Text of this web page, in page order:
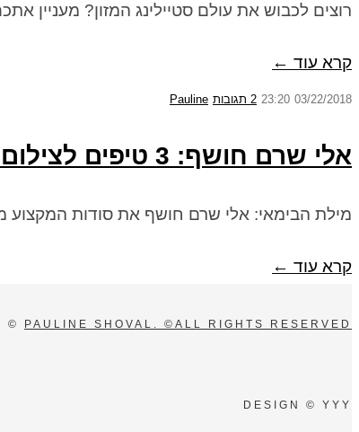
רוצים לכבוש את עולם סטיילינג המזון? מעניין
קרא עוד ←
03/22/2018
23:20 2 תגובות Pauline
אלי שרם חושף: 3 טיפים לצילום סרטוני מזון
מילת הבימאי: אלי שרם חושף את סודות המקצוע
קרא עוד ←
© PAULINE SHOVAL. ©ALL RIGHTS RESERVED
DESIGN © YYY